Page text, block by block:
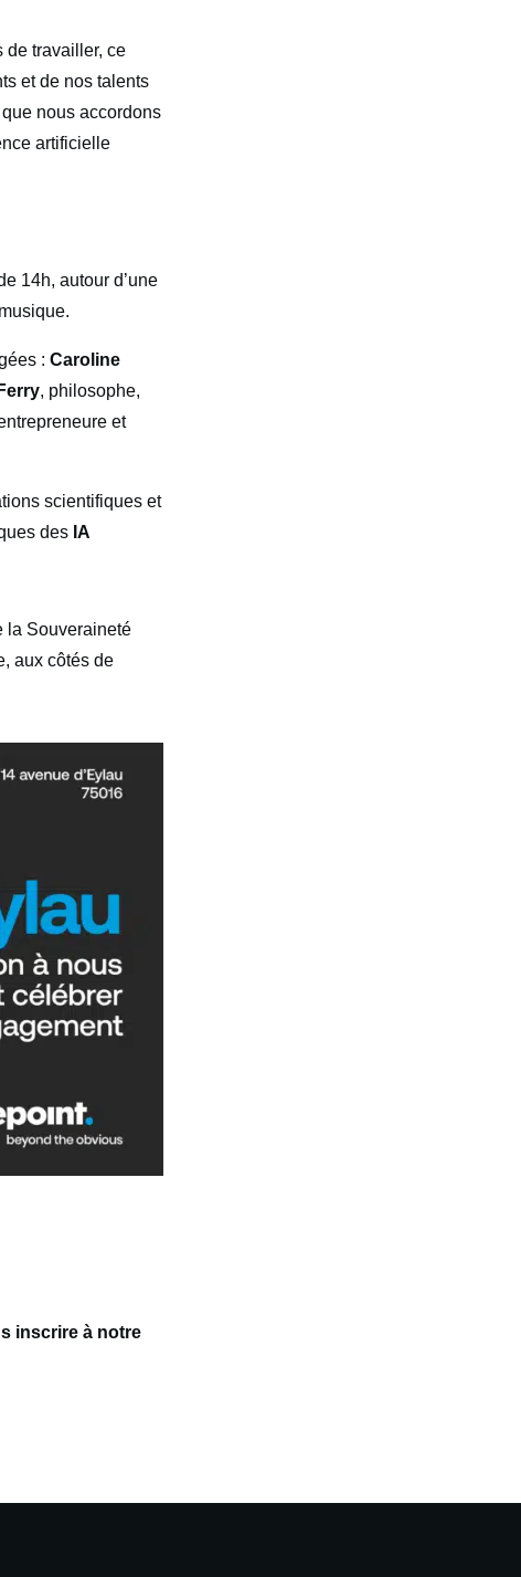
de travailler, ce
et de nos talents
nous accordons
artificielle
14h, autour d’une
: Caroline
, philosophe,
et
scientifiques et
des IA
la Souveraineté
aux côtés de
inscrire à notre